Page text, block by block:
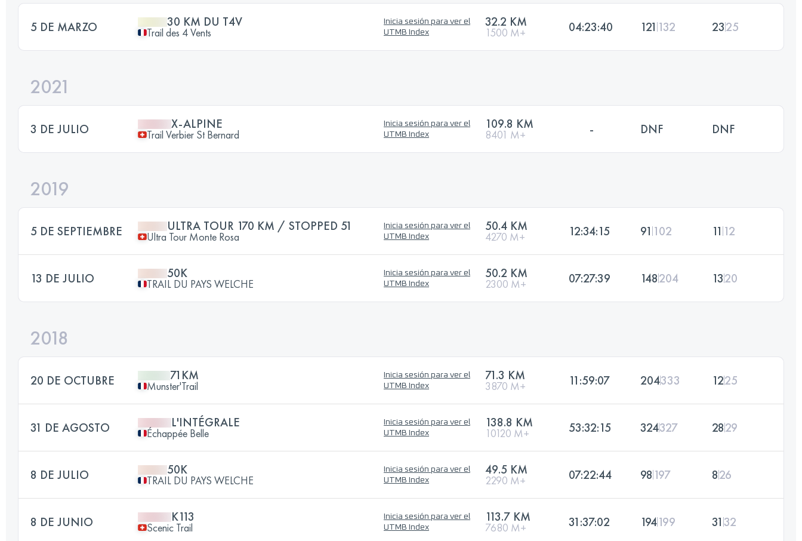
5 DE MARZO 30 KM DU T4V
Trail des 4 Vents
Inicia sesión para ver el
UTMB Index
32.2 KM
1500 M+ 04:23:40 121 132 2325
2021
3 DE JULIO X-ALPINE
Trail Verbier St Bernard
Inicia sesión para ver el
UTMB Index
109.8 KM
8401 M+ - DNF DNF
2019
5 DE SEPTIEMBRE ULTRA TOUR 170 KM / STOPPED 51
Ultra Tour Monte Rosa
Inicia sesión para ver el
UTMB Index
50.4 KM
4270 M+ 12:34:15 91 102 11 12
13 DE JULIO 50K
TRAIL DU PAYS WELCHE
Inicia sesión para ver el
UTMB Index
50.2 KM
2300 M+ 07:27:39 148204 1320
2018
20 DE OCTUBRE 71KM
Munster'Trail
Inicia sesión para ver el
UTMB Index
71.3 KM
3870 M+ 11:59:07 204333 1225
31 DE AGOSTO L'INTÉGRALE
Échappée Belle
Inicia sesión para ver el
UTMB Index
138.8 KM
10120 M+ 53:32:15 324327 2829
8 DE JULIO 50K
TRAIL DU PAYS WELCHE
Inicia sesión para ver el
UTMB Index
49.5 KM
2290 M+ 07:22:44 98 197 826
8 DE JUNIO K113
Scenic Trail
Inicia sesión para ver el
UTMB Index
113.7 KM
7680 M+ 31:37:02 194199 3132